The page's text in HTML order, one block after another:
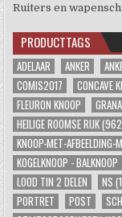
Ruiters en
PRODUCTTAGS
ADELAAR ANKER
COMIS2017
CONCAVE
FLEURON KNOOP
HEILIGE ROOMSE RIJK
KNOOP-MET-AFBEELDING-
KOGELKNOOP - BALKNOOP
LOOD TIN 2 DELEN
NS
PORTRET
POST